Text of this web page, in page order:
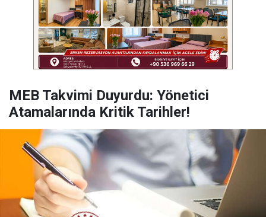
MEB Takvimi Duyurdu: Yönetici
Atamalarında Kritik Tarihler!